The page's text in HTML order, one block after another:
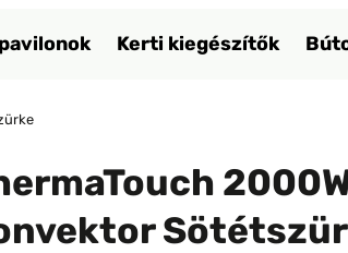
Kerti kiegészítők